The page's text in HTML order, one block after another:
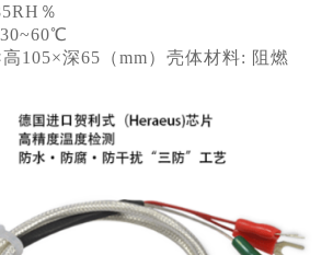
％
105×深65（mm）壳体材料: 阻燃